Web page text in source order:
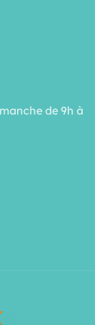
de 9h à